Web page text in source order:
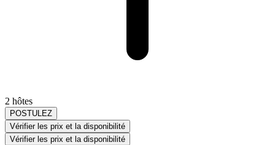
2 hôtes
POSTULEZ
Vérifier les prix et la disponibilité
Vérifier les prix et la disponibilité